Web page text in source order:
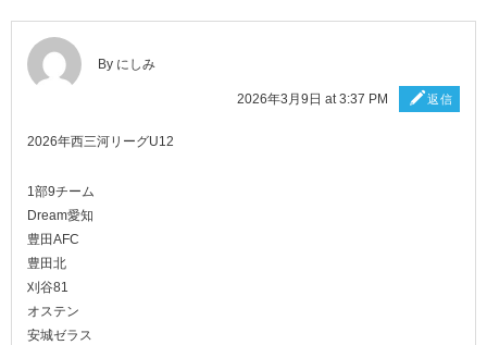
By にしみ
2026年3月9日 at 3:37 PM 返信
2026年西三河リーグU12
1部9チーム
Dream愛知
豊田AFC
豊田北
刈谷81
オステン
安城ゼラス